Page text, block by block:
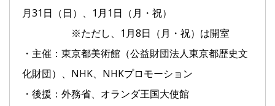
月31日（日）、1月1日（月・祝）
※ただし、1月8日（月・祝）は開室
・主催：東京都美術館（公益財団法人東京都歴史文
化財団）、NHK、NHKプロモーション
・後援：外務省、オランダ王国大使館